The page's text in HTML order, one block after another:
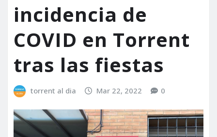
incidencia de
COVID en Torrent
tras las fiestas
torrent al dia Mar 22, 2022 0